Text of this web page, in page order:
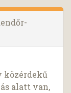
közérdekű
alatt van,